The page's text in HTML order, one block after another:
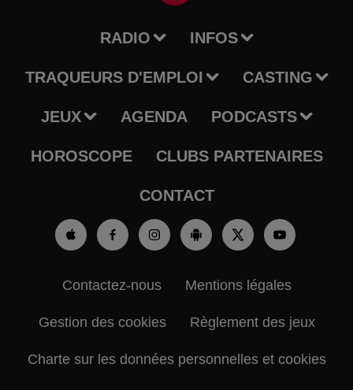
RADIO INFOS
TRAQUEURS D'EMPLOI CASTING
JEUX AGENDA PODCASTS
HOROSCOPE CLUBS PARTENAIRES
CONTACT
Contactez-nous Mentions légales
Gestion des cookies Règlement des jeux
Charte sur les données personnelles et cookies